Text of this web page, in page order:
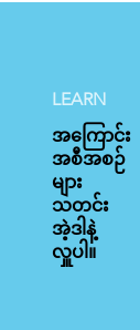
LEARN
အကြောင်း
အစီအစဉ်
များ
သတင်း
အဲ့ဒါနဲ့
လှူပါ။